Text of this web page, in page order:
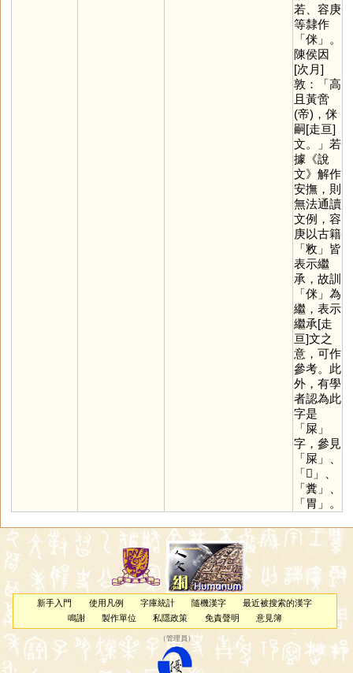
若、容庚
等隸作
「侎」。
陳侯因
[次月]
敦：「高
且黃啻
(帝)，侎
嗣[走亘]
文。」若
據《說
文》解作
安撫，則
無法通讀
文例，容
庚以古籍
「敉 」皆
表示繼
承，故訓
「侎」為
繼，表示
繼承[走
亘]文之
意，可作
參考。此
外，有學
者認為此
字是
「屎 」
字，參見
「屎 」、
「𦳊 」、
「糞 」、
「胃 」。
新手入門 使用凡例 字庫統計 隨機漢字
最近被搜索的漢字
鳴謝
製作單位 私隱政策 免責聲明 意見簿
（管理員 ）